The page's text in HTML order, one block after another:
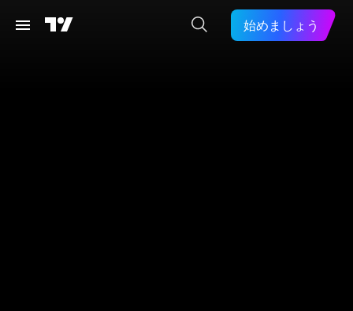
始めましょう